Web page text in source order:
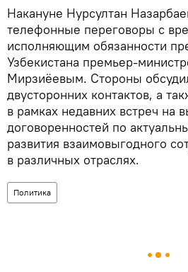
Накануне Нурсултан
телефонные переговоры с
исполняющим обязанности
Узбекистана премьер-
Мирзиёевым. Стороны
двусторонних контактов, а
в рамках недавних встреч на
договоренностей по
развития взаимовыгодного
в различных отраслях.
Политика